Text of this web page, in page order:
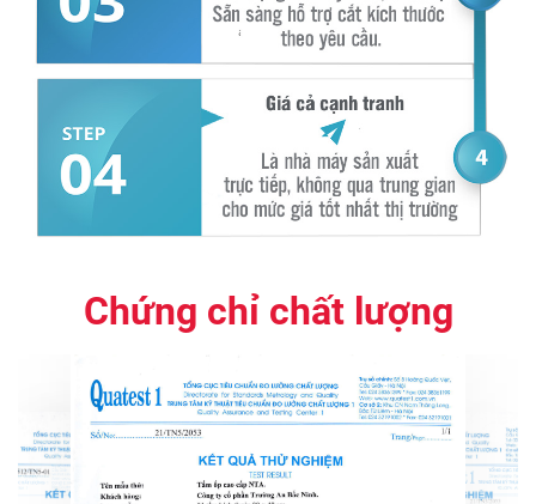
Chứng chỉ chất lượng